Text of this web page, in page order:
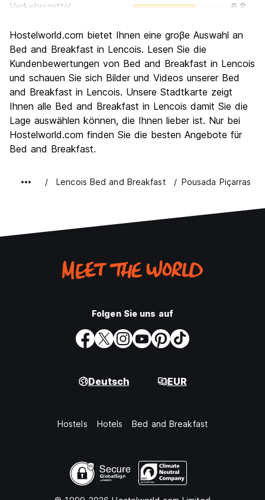
Verkehrsmittel
6.8
Kultur
Nachtleben / Party
6.3
Preis-Leistungsverhältnis
7.9
Hostelworld.com bietet Ihnen eine groβe Auswahl an
Bed and Breakfast in Lencois. Lesen Sie die
Kundenbewertungen von Bed and Breakfast in Lencois
und schauen Sie sich Bilder und Videos unserer Bed
and Breakfast in Lencois. Unsere Stadtkarte zeigt
Ihnen alle Bed and Breakfast in Lencois damit Sie die
Lage auswählen können, die Ihnen lieber ist. Nur bei
Hostelworld.com finden Sie die besten Angebote für
Bed and Breakfast.
Lencois Bed and Breakfast Pousada Piçarras
Folgen Sie uns auf
Deutsch EUR
Hostels Hotels Bed and Breakfast